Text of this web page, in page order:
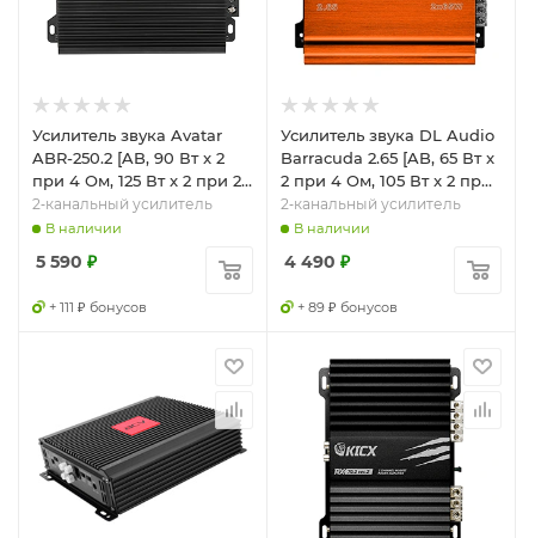
Усилитель звука Avatar
ABR-250.2 [AB, 90 Вт x 2
при 4 Ом, 125 Вт x 2 при 2
Ом]
2‑канальный усилитель
В наличии
5 590 ₽
+ 111 ₽ бонусов
Усилитель звука DL Audio
Barracuda 2.65 [AB, 65 Вт x
2 при 4 Ом, 105 Вт x 2 при
2 Ом]
2‑канальный усилитель
В наличии
4 490 ₽
+ 89 ₽ бонусов